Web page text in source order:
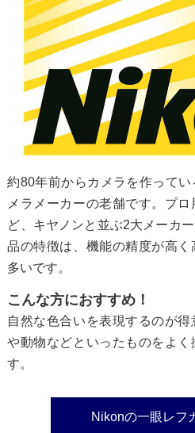
約80年前からカメラを作って
メラメーカーの老舗です。プ
ど、キヤノンと並ぶ2大メーカ
品の特徴は、機能の精度が高
多いです。
こんな方におすすめ！
自然な色合いを表現するのが
や動物などといったものをよ
す。
Nikonの一眼レフ